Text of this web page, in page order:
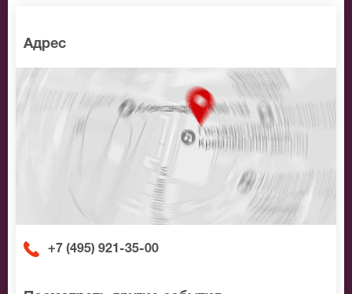
Адрес
+7 (495) 921-35-00